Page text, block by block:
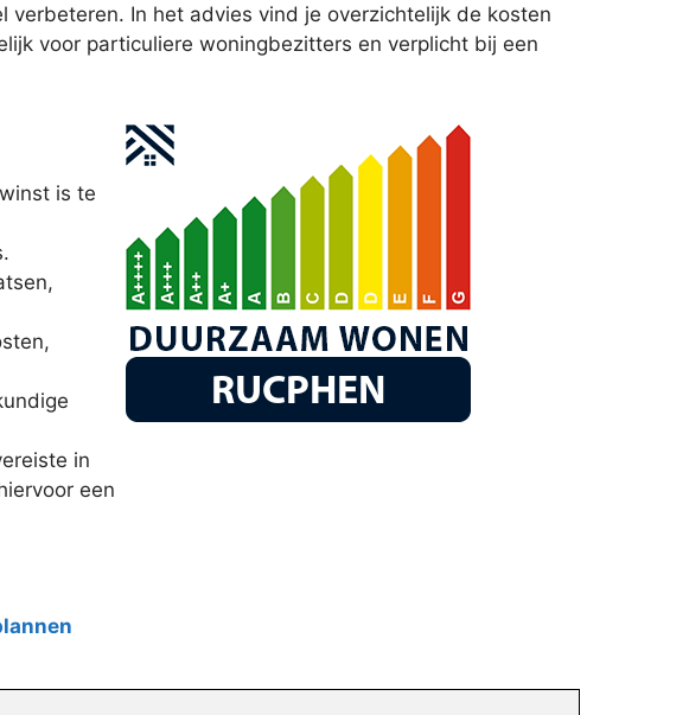
In het advies vind je overzichtelijk de kosten
voor particuliere woningbezitters en verplicht bij een
is te
in
een